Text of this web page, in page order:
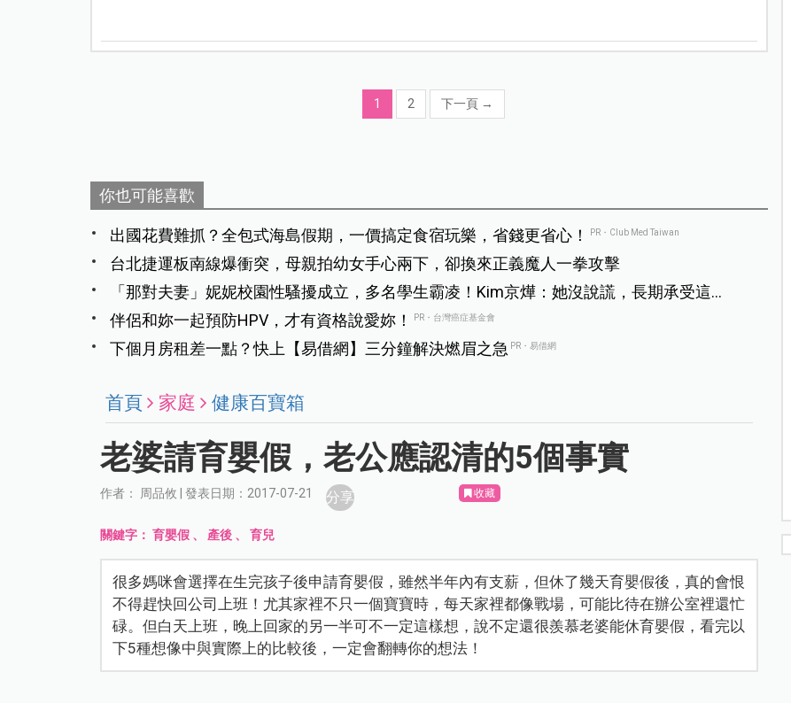
1 2 下一頁 →
你也可能喜歡
出國花費難抓？全包式海島假期，一價搞定食宿玩樂，省錢更省心！ PR・Club Med Taiwan
台北捷運板南線爆衝突，母親拍幼女手心兩下，卻換來正義魔人一拳攻擊
「那對夫妻」妮妮校園性騷擾成立，多名學生霸凌！Kim京燁：她沒說謊，長期承受這種
痛
伴侶和妳一起預防HPV，才有資格說愛妳！ PR・台灣癌症基金會
下個月房租差一點？快上【易借網】三分鐘解決燃眉之急 PR・易借網
首頁 家庭 健康百寶箱
老婆請育嬰假，老公應認清的5個事實
作者： 周品攸 | 發表日期：2017-07-21 分享 收藏
關鍵字：育嬰假 、 產後 、育兒
很多媽咪會選擇在生完孩子後申請育嬰假，雖然半年內有支薪，但休了幾天育嬰假後，真的會恨
不得趕快回公司上班！尤其家裡不只一個寶寶時，每天家裡都像戰場，可能比待在辦公室裡還忙
碌。但白天上班，晚上回家的另一半可不一定這樣想，說不定還很羨慕老婆能休育嬰假，看完以
下5種想像中與實際上的比較後，一定會翻轉你的想法！